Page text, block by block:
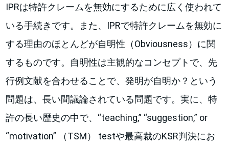
IPRは特許クレームを無効にするために広く使われて
いる手続きです。また、IPRで特許クレームを無効に
する理由のほとんどが自明性（Obviousness）に関
するものです。自明性は主観的なコンセプトで、先
行例文献を合わせることで、発明が自明か？という
問題は、長い間議論されている問題です。実に、特
許の長い歴史の中で、“teaching,” “suggestion,” or
“motivation” （TSM） testや最高裁のKSR判決にお